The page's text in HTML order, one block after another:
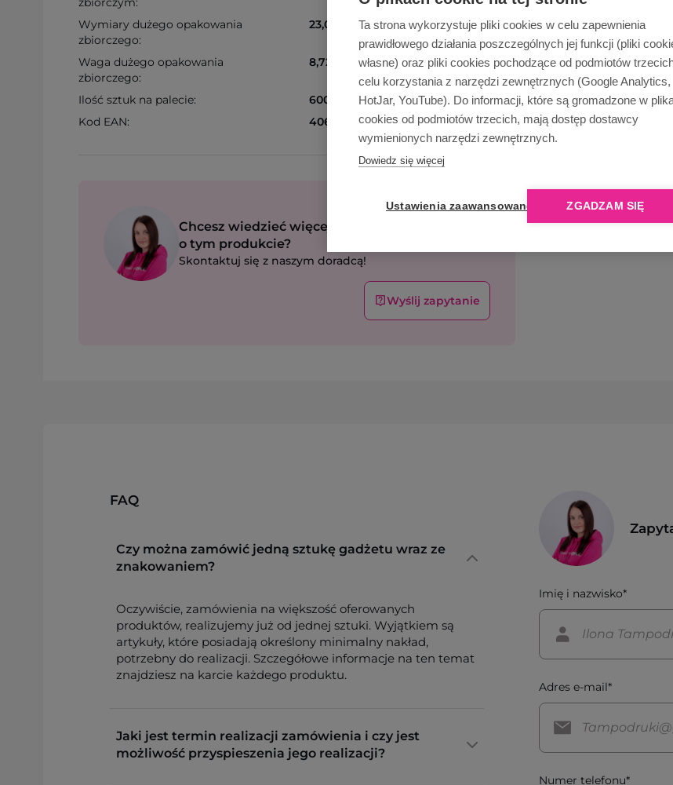
Ta strona wykorzystuje pliki cookies w celu zapewnienia
prawidłowego działania poszczególnych jej funkcji (pliki
własne) oraz pliki cookies pochodzące od podmiotów
celu korzystania z narzędzi zewnętrznych (Google Analytics,
HotJar, YouTube). Do informacji, które są gromadzone w
cookies od podmiotów trzecich, mają dostęp dostawcy
wymienionych narzędzi zewnętrznych.
Dowiedz się więcej
Ustawienia zaawansowane ZGADZAM SIĘ
Wymiary dużego opakowania
zbiorczego:
23,00cm x 38,50cm x 22,00cm
Waga dużego opakowania
zbiorczego:
8,720 kg
Ilość sztuk na palecie:
6000 szt.
Kod EAN:
4064571003781
Chcesz wiedzieć więcej
o tym produkcie?
Skontaktuj się z naszym doradcą!
Wyślij zapytanie
FAQ
Czy można zamówić jedną sztukę gadżetu wraz ze
znakowaniem?
Oczywiście, zamówienia na większość oferowanych
produktów, realizujemy już od jednej sztuki. Wyjątkiem są
artykuły, które posiadają określony minimalny nakład,
potrzebny do realizacji. Szczegółowe informacje na ten temat
znajdziesz na karcie każdego produktu.
Jaki jest termin realizacji zamówienia i czy jest
możliwość przyspieszenia jego realizacji?
Imię i nazwisko*
Adres e-mail*
Numer telefonu*